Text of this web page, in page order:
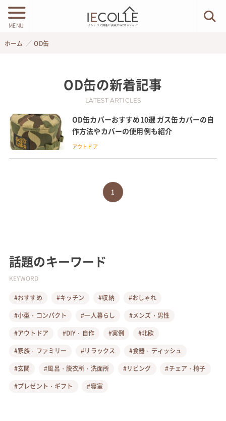
MENU
ホーム OD缶
OD缶の新着記事
LATEST ARTICLES
OD缶カバーおすすめ10選 ガス缶カバーの自
作方法やカバーの使用例も紹介
アウトドア
1
話題のキーワード
KEYWORD
#おすすめ #キッチン #収納
#おしゃれ
#小型・コンパクト
#一人暮らし
#メンズ・男性
#アウトドア
#DIY・自作 #実例
#北欧
#家族・ファミリー
#リラックス
#食器・ディッシュ
#玄関
#風呂・脱衣所・洗面所 #リビング
#チェア・椅子
#プレゼント・ギフト
#寝室